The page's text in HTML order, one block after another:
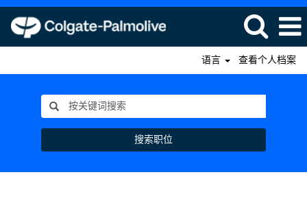
语言 查看个人档案
搜索职位